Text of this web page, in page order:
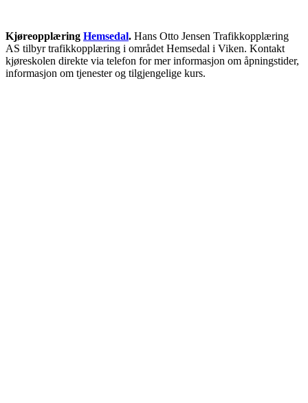
Kjøreopplæring Hemsedal. Hans Otto Jensen Trafikkopplæring
AS tilbyr trafikkopplæring i området Hemsedal i Viken. Kontakt
kjøreskolen direkte via telefon for mer informasjon om åpningstider,
informasjon om tjenester og tilgjengelige kurs.